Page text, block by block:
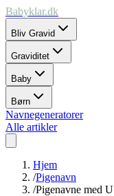
Babyklar.dk
Bliv Gravid
Graviditet
Baby
Børn
Navnegeneratorer
Alle artikler
Hjem
/Pigenavn
/Pigenavne med U